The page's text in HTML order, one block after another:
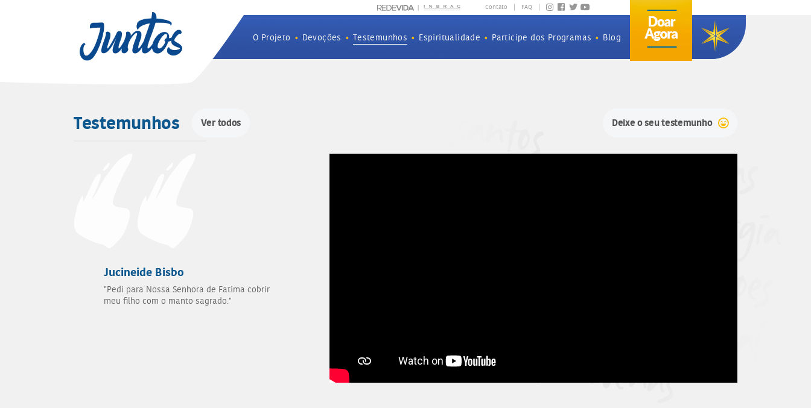
Contato | FAQ |
O Projeto • Devoções • Testemunhos • Espiritualidade • Participe dos Programas • Blog
Testemunhos Ver todos Deixe o seu testemunho
Jucineide Bisbo
"Pedi para Nossa Senhora de Fatima cobrir
meu filho com o manto sagrado."